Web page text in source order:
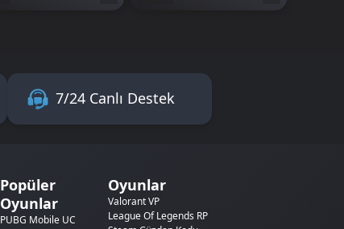
7/24 Canlı Destek
Popüler
Oyunlar
PUBG Mobile UC
Oyunlar
Valorant VP
League Of Legends RP